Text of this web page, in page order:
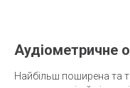
Аудіометричне
Найбільш поширена та